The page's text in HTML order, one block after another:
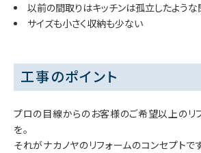
以前の間取りはキッチンは孤立したよう
サイズも小さく収納も少ない
工事のポイント
プロの目線からのお客様のご希望以上のリ
を。
それがナカノヤのリフォームのコンセプトです